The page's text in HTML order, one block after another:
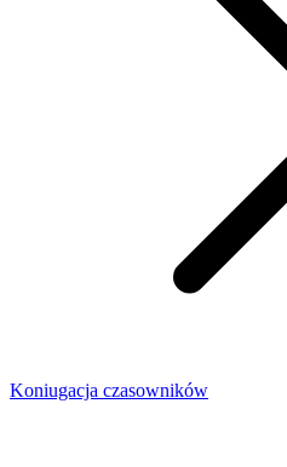
Koniugacja czasowników